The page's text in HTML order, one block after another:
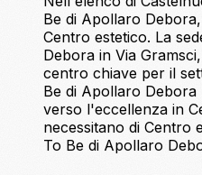
Be di Apollaro
Centro estetico. La
Debora in Via
centro chiave per il
Be di Apollaro
verso l'eccellenza in
necessitano di Centro
To Be di Apollaro